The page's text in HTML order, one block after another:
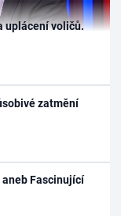
uplácení voličů.
zatmění
aneb Fascinující